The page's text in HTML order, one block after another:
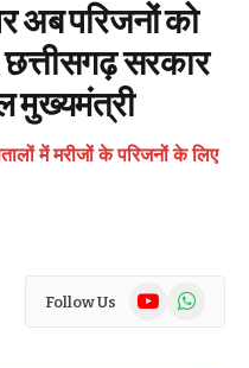
अब परिजनों को
सरकार
मुख्यमंत्री
में मरीजों के परिजनों के लिए
Follow Us YouTubeWhatsApp